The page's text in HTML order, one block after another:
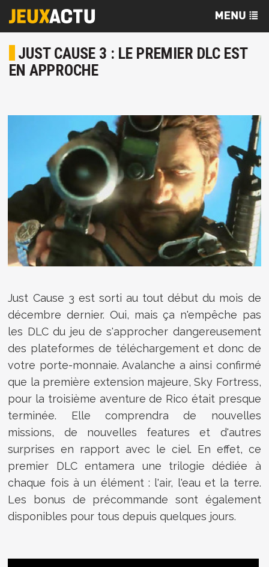
JUST CAUSE 3 : LE PREMIER DLC EST
EN APPROCHE
Just Cause 3 est sorti au tout début du mois de
décembre dernier. Oui, mais ça n'empêche pas
les DLC du jeu de s'approcher dangereusement
des plateformes de téléchargement et donc de
votre porte-monnaie. Avalanche a ainsi confirmé
que la première extension majeure, Sky Fortress,
pour la troisième aventure de Rico était presque
terminée. Elle comprendra de nouvelles
missions, de nouvelles features et d'autres
surprises en rapport avec le ciel. En effet, ce
premier DLC entamera une trilogie dédiée à
chaque fois à un élément : l'air, l'eau et la terre.
Les bonus de précommande sont également
disponibles pour tous depuis quelques jours.